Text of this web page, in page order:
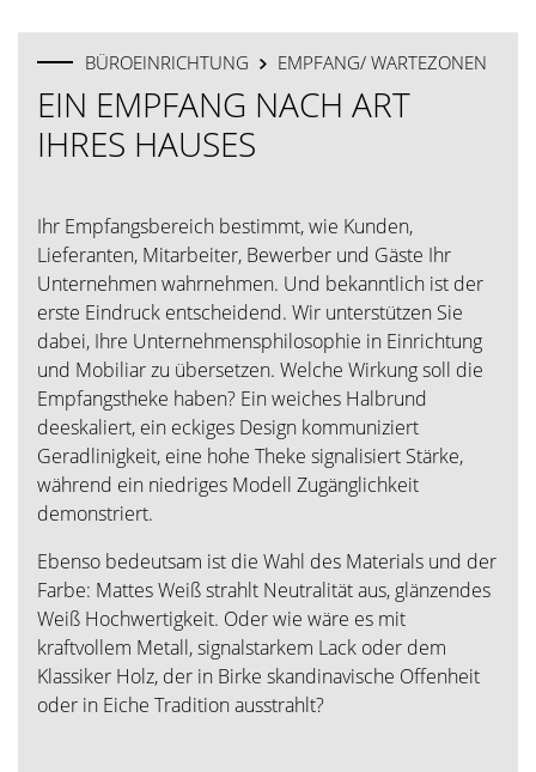
BÜROEINRICHTUNG EMPFANG/ WARTEZONEN
EIN EMPFANG NACH ART
IHRES HAUSES
Ihr Empfangsbereich bestimmt, wie Kunden,
Lieferanten, Mitarbeiter, Bewerber und Gäste Ihr
Unternehmen wahrnehmen. Und bekanntlich ist der
erste Eindruck entscheidend. Wir unterstützen Sie
dabei, Ihre Unternehmensphilosophie in Einrichtung
und Mobiliar zu übersetzen. Welche Wirkung soll die
Empfangstheke haben? Ein weiches Halbrund
deeskaliert, ein eckiges Design kommuniziert
Geradlinigkeit, eine hohe Theke signalisiert Stärke,
während ein niedriges Modell Zugänglichkeit
demonstriert.
Ebenso bedeutsam ist die Wahl des Materials und der
Farbe: Mattes Weiß strahlt Neutralität aus, glänzendes
Weiß Hochwertigkeit. Oder wie wäre es mit
kraftvollem Metall, signalstarkem Lack oder dem
Klassiker Holz, der in Birke skandinavische Offenheit
oder in Eiche Tradition ausstrahlt?